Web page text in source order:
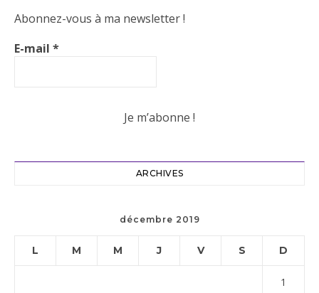
Abonnez-vous à ma newsletter !
E-mail *
ARCHIVES
décembre 2019
L M M J V S D
1